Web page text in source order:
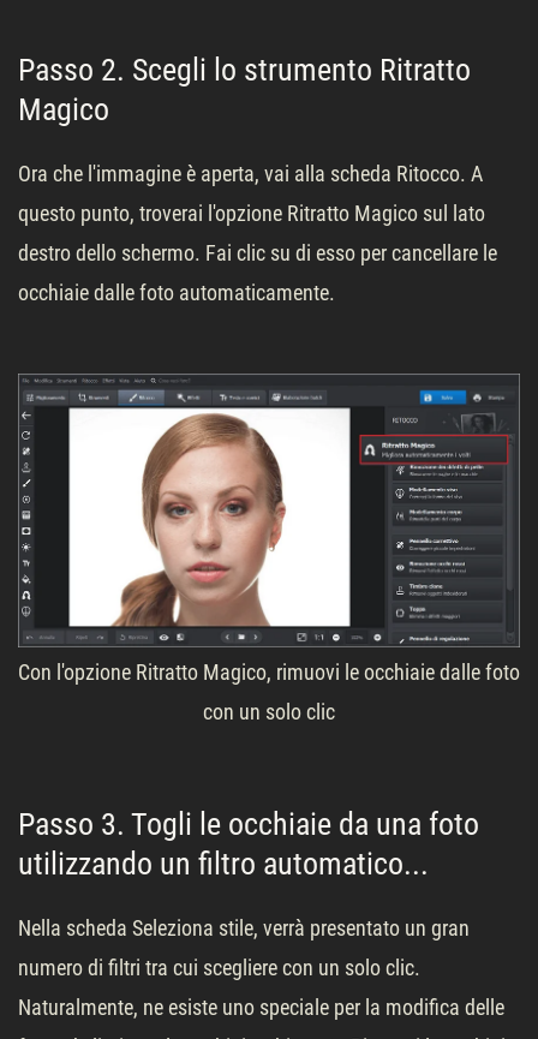
Passo 2. Scegli lo strumento Ritratto
Magico
Ora che l'immagine è aperta, vai alla scheda Ritocco. A
questo punto, troverai l'opzione Ritratto Magico sul lato
destro dello schermo. Fai clic su di esso per cancellare le
occhiaie dalle foto automaticamente.
Con l'opzione Ritratto Magico, rimuovi le occhiaie dalle foto
con un solo clic
Passo 3. Togli le occhiaie da una foto
utilizzando un filtro automatico...
Nella scheda Seleziona stile, verrà presentato un gran
numero di filtri tra cui scegliere con un solo clic.
Naturalmente, ne esiste uno speciale per la modifica delle